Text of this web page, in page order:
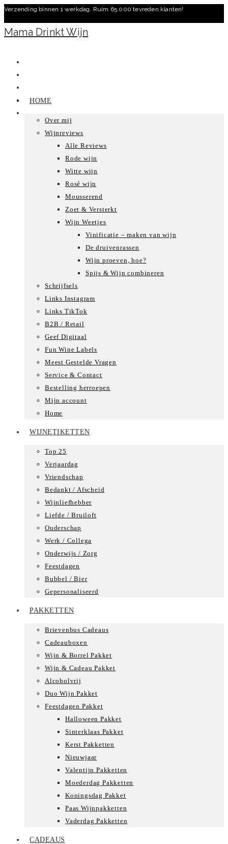
Ga
naar
inhoud
Verzending binnen 1 werkdag. Ruim 65.000 tevreden klanten!
Mama Drinkt Wijn
HOME
Over mij
Wijnreviews
Alle Reviews
Rode wijn
Witte wijn
Rosé wijn
Mousserend
Zoet & Versterkt
Wijn Weetjes
Vinificatie – maken van wijn
De druivenrassen
Wijn proeven, hoe?
Spijs & Wijn combineren
Schrijfsels
Links Instagram
Links TikTok
B2B / Retail
Geef Digitaal
Fun Wine Labels
Meest Gestelde Vragen
Service & Contact
Bestelling herroepen
Mijn account
Home
WIJNETIKETTEN
Top 25
Verjaardag
Vriendschap
Bedankt / Afscheid
Wijnliefhebber
Liefde / Bruiloft
Ouderschap
Werk / Collega
Onderwijs / Zorg
Feestdagen
Bubbel / Bier
Gepersonaliseerd
PAKKETTEN
Brievenbus Cadeaus
Cadeauboxen
Wijn & Borrel Pakket
Wijn & Cadeau Pakket
Alcoholvrij
Duo Wijn Pakket
Feestdagen Pakket
Halloween Pakket
Sinterklaas Pakket
Kerst Pakketten
Nieuwjaar
Valentijn Pakketten
Moederdag Pakketten
Koningsdag Pakket
Paas Wijnpakketten
Vaderdag Pakketten
CADEAUS